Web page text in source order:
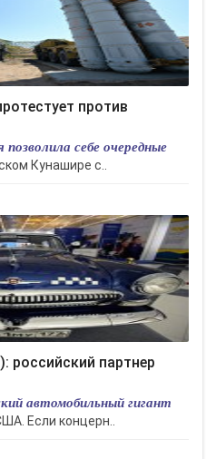
себе очередные
Кунашире с..
автомобильный гигант
Если концерн..